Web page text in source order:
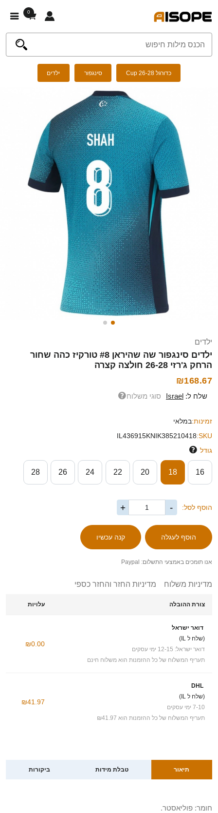
0
כדורגל Cup 26-28 סינגפור ילדים
ילדים
ילדים סינגפור שה שהיראן #8 טורקיז כהה שחור
הרחק ג'רזי 26-28 חולצה קצרה
₪168.67
שלח ל: Israel סוגי משלוח
זמינות:במלאי
SKU:
IL436915KNIK385210418
גודל
16
18
20
22
24
26
28
הוסף לסל: -
+
אנו תומכים באמצעי התשלום: Paypal
מדיניות משלוח מדיניות החזר והחזר כספי
צורת ההובלה עלויות
דואר ישראל
(שלח ל IL)
דואר ישראל: 12-15 ימי עסקים
תעריף המשלוח של כל ההזמנות הוא משלוח חינם
₪0.00
DHL
(שלח ל IL)
7-10 ימי עסקים
תעריף המשלוח של כל ההזמנות הוא ₪41.97
₪41.97
תיאור טבלת מידות ביקורות
חומר: פוליאסטר.